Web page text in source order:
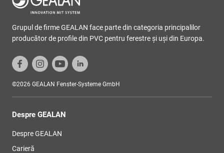
Grupul de firme GEALAN face parte din categoria principalilor
producător de profile din PVC pentru ferestre şi uşi din Europa.
©2026 GEALAN Fenster-Systeme GmbH
Despre GEALAN
Despre GEALAN
Carieră